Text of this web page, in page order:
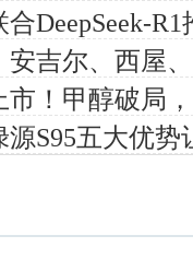
DeepSeek-
互体验
吉尔、西屋
！甲醇破局
S95五大优势